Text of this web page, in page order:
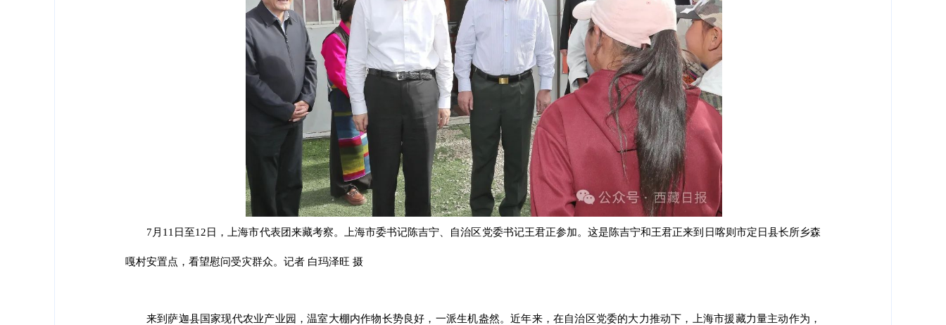
7月11日至12日，上海市代表团来藏考察。上海市委书记陈吉宁、自治区党委书记王君正参加。这是陈吉宁和王君正来到日喀则市定日县长所乡森
嘎村安置点，看望慰问受灾群众。记者 白玛泽旺 摄
来到萨迦县国家现代农业产业园，温室大棚内作物长势良好，一派生机盎然。近年来，在自治区党委的大力推动下，上海市援藏力量主动作为，